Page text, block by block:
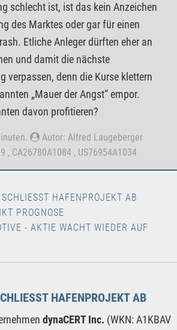
schlecht ist, ist das kein Anzeichen
des Marktes oder gar für einen
Etliche Anleger dürften eher an
und damit die nächste
verpassen, denn die Kurse klettern
„Mauer der Angst“ empor.
davon profitieren?
Autor: Alfred Laugeberger
, CA26780A1084 , US76954A1034
HAFENPROJEKT AB
PROGNOSE
- AKTIE WACHT WIEDER AUF
HAFENPROJEKT AB
dynaCERT Inc. (WKN: A1KBAV